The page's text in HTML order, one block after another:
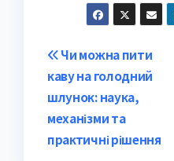
Post
navigation
Чи можна пити
каву на голодний
шлунок: наука,
механізми та
практичні рішення